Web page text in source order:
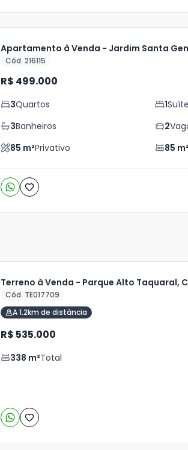
Apartamento à Venda - Jardim Santa
Cód. 216115
R$ 499.000
3Quartos 1Suíte
3Banheiros 2
85 m²Privativo 85 m²
Terreno à Venda - Parque Alto Taquaral,
Cód. TE017709
A 1.2km de distância
R$ 535.000
338 m²Total